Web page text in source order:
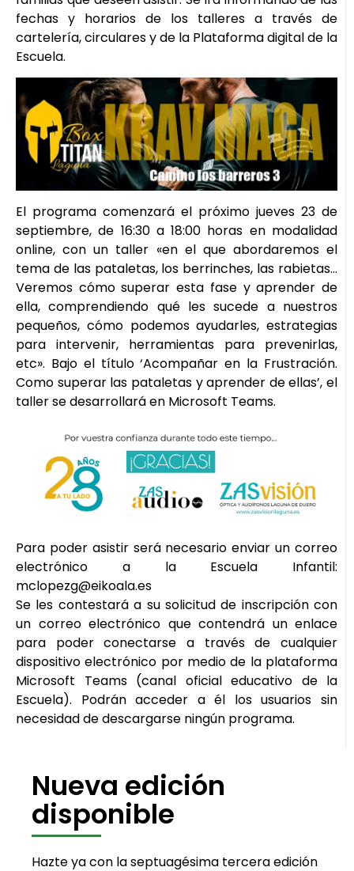
fechas y horarios de los talleres a través de
cartelería, circulares y de la Plataforma digital de la
Escuela.
El programa comenzará el próximo jueves 23 de
septiembre, de 16:30 a 18:00 horas en modalidad
online, con un taller «en el que abordaremos el
tema de las pataletas, los berrinches, las rabietas…
Veremos cómo superar esta fase y aprender de
ella, comprendiendo qué les sucede a nuestros
pequeños, cómo podemos ayudarles, estrategias
para intervenir, herramientas para prevenirlas,
etc». Bajo el título ‘Acompañar en la Frustración.
Como superar las pataletas y aprender de ellas’, el
taller se desarrollará en Microsoft Teams.
Para poder asistir será necesario enviar un correo
electrónico a la Escuela Infantil:
mclopezg@eikoala.es
Se les contestará a su solicitud de inscripción con
un correo electrónico que contendrá un enlace
para poder conectarse a través de cualquier
dispositivo electrónico por medio de la plataforma
Microsoft Teams (canal oficial educativo de la
Escuela). Podrán acceder a él los usuarios sin
necesidad de descargarse ningún programa.
Nueva edición
disponible
Hazte ya con la septuagésima tercera edición